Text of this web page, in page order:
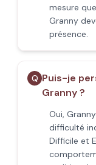
mesure
Granny
présence.
Q Puis-je
Granny ?
Oui,
difficulté
Difficile et